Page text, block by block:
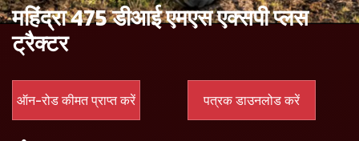
महिंद्रा 475 डीआई एमएस एक्सपी प्लस
ट्रैक्टर
ऑन-रोड कीमत प्राप्त करें पत्रक डाउनलोड करें